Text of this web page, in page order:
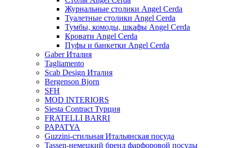
Журнальные столики Angel Cerda
Туалетные столики Angel Cerda
Тумбы, комоды, шкафы Angel Cerda
Кровати Angel Cerda
Пуфы и банкетки Angel Cerda
Gaber Италия
Tagliamento
Scab Design Италия
Bergenson Bjorn
SFH
MOD INTERIORS
Siesta Contract Турция
FRATELLI BARRI
PAPATYA
Guzzini-стильная Итальянская посуда
Tassen-немецкий бренд фарфоровой посуды